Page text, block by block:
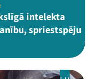
intelekta
spriestspēju